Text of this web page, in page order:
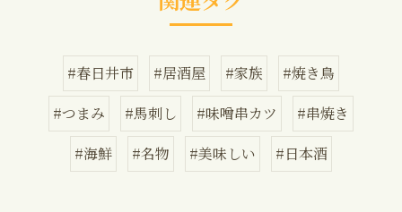
#春日井市 #居酒屋 #家族
#焼き鳥
#つまみ
#馬刺し #味噌串カツ
#串焼き
#海鮮
#名物 #美味しい #日本酒